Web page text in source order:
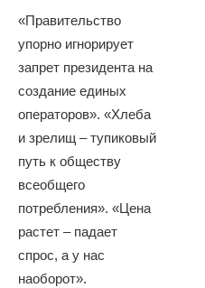
«Правительство
упорно игнорирует
запрет президента на
создание единых
операторов». «Хлеба
и зрелищ – тупиковый
путь к обществу
всеобщего
потребления». «Цена
растет – падает
спрос, а у нас
наоборот».